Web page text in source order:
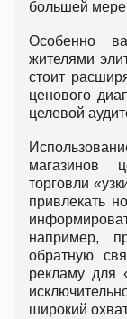
большей мере
Особенно
жителями
стоит
ценового
целевой
магазинов
торговли
привлекать
например,
обратную
рекламу для
широкий